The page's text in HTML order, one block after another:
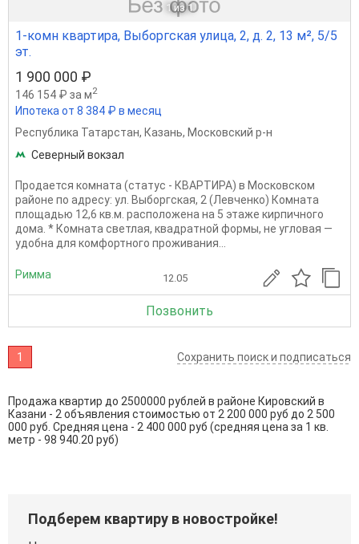
1 из 1
1-комн квартира, Выборгская улица, 2, д. 2, 13 м², 5/5
эт.
1 900 000 ₽
146 154 ₽ за м2
Ипотека от 8 384 ₽ в месяц
Республика Татарстан, Казань, Московский р-н
Северный вокзал
Продается комната (статус - КВАРТИРА) в Московском
районе по адресу: ул. Выборгская, 2 (Левченко) Комната
площадью 12,6 кв.м. расположена на 5 этаже кирпичного
дома. * Комната светлая, квадратной формы, не угловая —
удобна для комфортного проживания...
Римма 12.05
Позвонить
1 Сохранить поиск и подписаться
Продажа квартир до 2500000 рублей в районе Кировский в
Казани - 2 объявления стоимостью от 2 200 000 руб до 2 500
000 руб. Средняя цена - 2 400 000 руб (средняя цена за 1 кв.
метр - 98 940.20 руб)
Подберем квартиру в новостройке!